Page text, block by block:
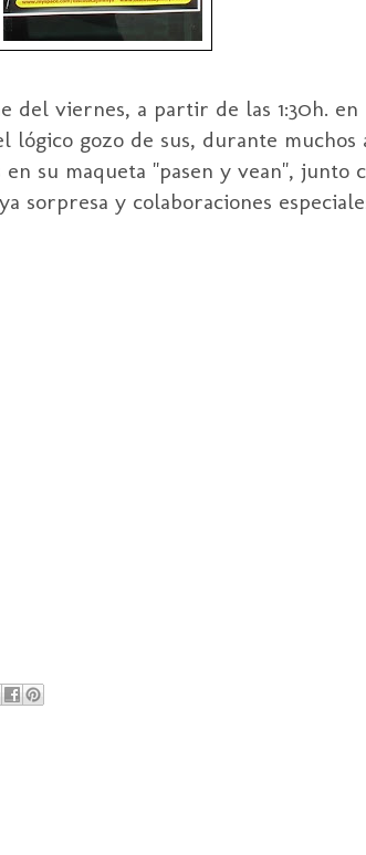
del viernes, a partir de las 1:30h.
gozo de sus, durante muchos
su maqueta "pasen y vean", junto
sorpresa y colaboraciones